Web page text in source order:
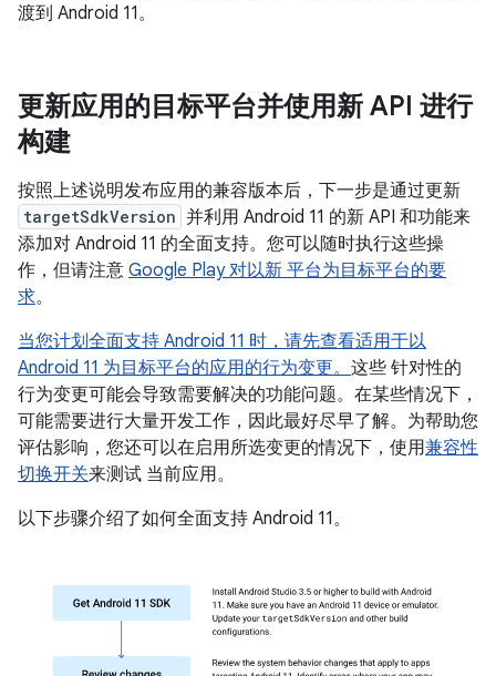
渡到 Android 11。
更新应用的目标平台并使用新 API 进行
构建
按照上述说明发布应用的兼容版本后，下一步是通过更新
targetSdkVersion 并利用 Android 11 的新 API 和功能来
添加对 Android 11 的全面支持。您可以随时执行这些操
作，但请注意 Google Play 对以新 平台为目标平台的要
求。
当您计划全面支持 Android 11 时，请先查看适用于以
Android 11 为目标平台的应用的行为变更。 这些 针对性的
行为变更可能会导致需要解决的功能问题。在某些情况下，
可能需要进行大量开发工作，因此最好尽早了解。为帮助您
评估影响，您还可以在启用所选变更的情况下，使用兼容性
切换开关来测试 当前应用。
以下步骤介绍了如何全面支持 Android 11。